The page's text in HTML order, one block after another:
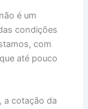
é um
condições
com
até pouco
a cotação da